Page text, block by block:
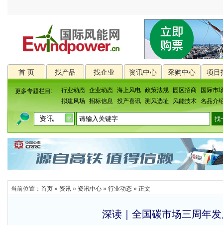
首 页 找产品 找企业 资讯中心 采购中心 项目
更多专题栏目: 行业动态 企业动态 海上风电 政策法规 园区招商
国际市
拟建风场
招标信息 投产喜讯 测风选址 风能技术 名品介
当前位置： 首页 » 资讯 » 资讯中心 » 行业动态 » 正文
深读｜全国碳市场三周年